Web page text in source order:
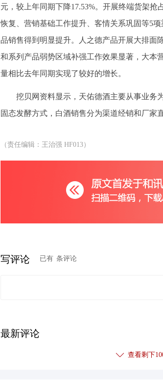
元，较上年同期下降17.53%。开展终端货架
恢复、营销基础工作提升、客情关系巩固等5
品销售得到明显提升。人之德产品开展大排面
和系列产品弱势区域补强工作效果显著，大本
量相比去年同期实现了较好的增长。
挖贝网资料显示，天佑德酒主要从事业务
固态发酵方式，白酒销售分为渠道经销和厂家
（责任编辑：王治强 HF013）
写评论 已有 条评论
最新评论
查看剩下